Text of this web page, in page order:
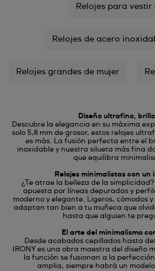
Relojes para vestir
Relojes de acero
Relojes grandes de mujer
Diseño ultrafino,
Descubre la elegancia en su máxima
solo 5,8 mm de grosor, estos relojes
es más. La fusión perfecta entre el
inoxidable y nuestra silueta más fina
que equilibra
Relojes minimalistas con un
¿Te atrae la belleza de la
apuesta por líneas depuradas y
moderno y elegante. Ligeros, cómodos y
adaptan tan bien a tu muñeca que
hasta que alguien te
El arte del minimalismo
Desde acabados cepillados hasta
IRONY es una obra maestra del diseño
la función se fusionan a la
amplia, siempre habrá un